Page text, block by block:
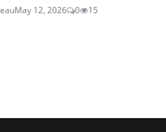
May 12, 2026 0 15